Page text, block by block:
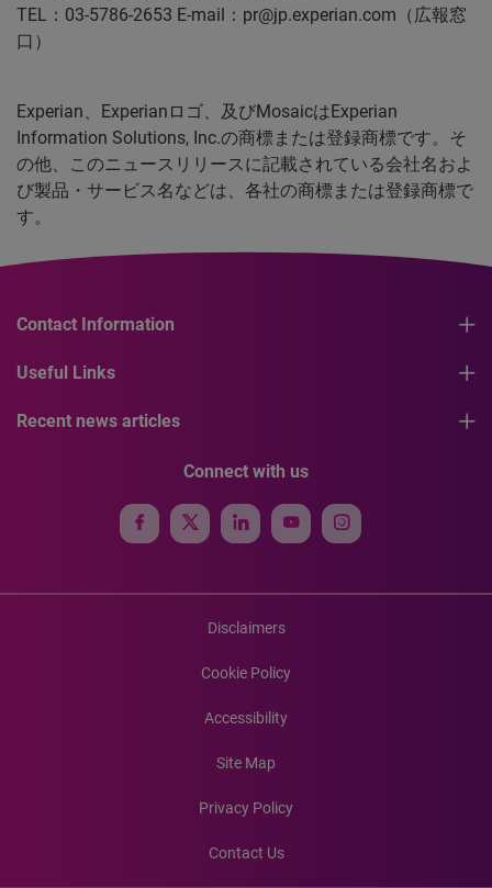
TEL：03-5786-2653 E-mail：pr@jp.experian.com（広報窓
口）
Experian、Experianロゴ、及びMosaicはExperian
Information Solutions, Inc.の商標または登録商標です。そ
の他、このニュースリリースに記載されている会社名およ
び製品・サービス名などは、各社の商標または登録商標で
す。
Contact Information
Useful Links
Recent news articles
Connect with us
Disclaimers
Cookie Policy
Accessibility
Site Map
Privacy Policy
Contact Us